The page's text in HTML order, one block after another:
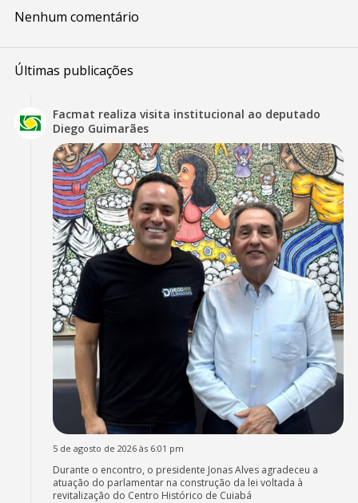
Nenhum comentário
Últimas publicações
Facmat realiza visita institucional ao deputado
Diego Guimarães
5 de agosto de 2026 às 6:01 pm
Durante o encontro, o presidente Jonas Alves agradeceu a
atuação do parlamentar na construção da lei voltada à
revitalização do Centro Histórico de Cuiabá